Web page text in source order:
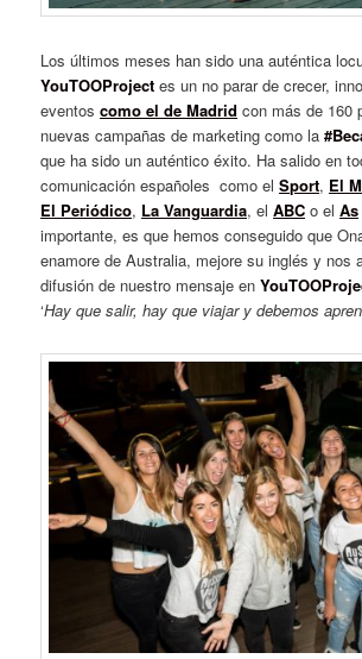
Los últimos meses han sido una auténtica
YouTOOProject es un no parar de crecer,
eventoscomo el de Madrid con más de 160
nuevas campañas de marketing como la
que ha sido un auténtico éxito. Ha salido en
comunicación españoles como elSport, El
El Periódico, La Vanguardia, elABC o elAs
importante, es que hemos conseguido que
enamore de Australia, mejore su inglés y nos
difusión de nuestro mensaje en
‘Hay que salir, hay que viajar y debemos